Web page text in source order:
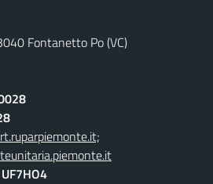
Fontanetto Po (VC)
UF7HO4